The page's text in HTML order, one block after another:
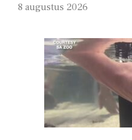
8 augustus 2026